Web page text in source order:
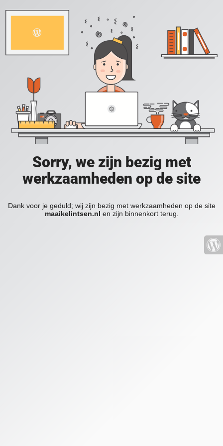
Sorry, we zijn bezig met
werkzaamheden op de site
Dank voor je geduld; wij zijn bezig met werkzaamheden op de site
maaikelintsen.nl en zijn binnenkort terug.